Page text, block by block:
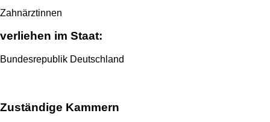
Zahnärztinnen
verliehen im Staat:
Bundesrepublik Deutschland
Zuständige Kammern